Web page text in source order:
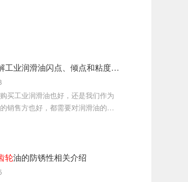
一分钟了解工业润滑油闪点、倾点和粘度指数等的基本定义
买工业润滑油也好，还是我们作为
销售方也好，都需要对润滑油的基
轮油的防锈性相关介绍